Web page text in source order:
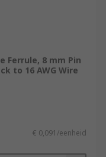
Ferrule, 8 mm Pin
to 16 AWG Wire
€ 0,091/eenheid